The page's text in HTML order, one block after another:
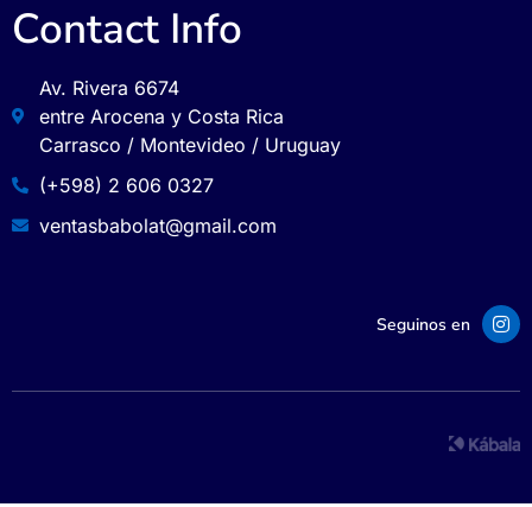
Contact Info
Av. Rivera 6674
entre Arocena y Costa Rica
Carrasco / Montevideo / Uruguay
(+598) 2 606 0327
ventasbabolat@gmail.com
Seguinos en